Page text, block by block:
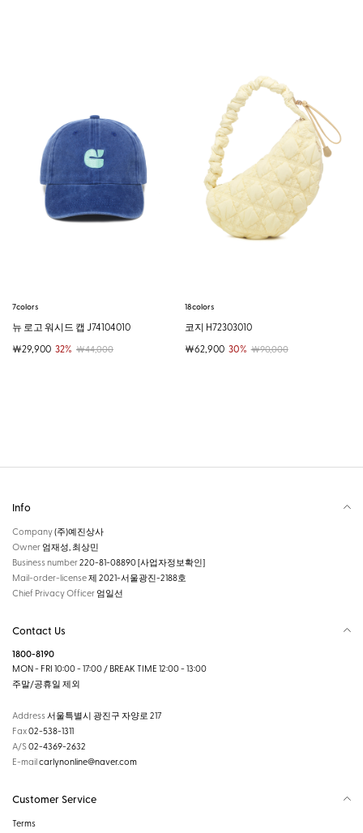
7colors
뉴 로고 워시드 캡 J74104010
￦29,900 32% ￦44,000
18colors
코지 H72303010
￦62,900 30% ￦90,000
Info
Company(주)예진상사
Owner 엄재성, 최상민
Business number220-81-08890[사업자정보확인]
Mail-order-license제 2021-서울광진-2188호
Chief Privacy Officer 엄일선
Contact Us
1800-8190
MON - FRI 10:00 - 17:00 / BREAK TIME 12:00 - 13:00
주말/공휴일 제외
Address서울특별시 광진구 자양로 217
Fax02-538-1311
A/S02-4369-2632
E-mailcarlynonline@naver.com
Customer Service
Terms